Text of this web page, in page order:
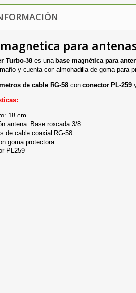
para antenas
Turbo-38 es una base magnética para
y cuenta con almohadilla de goma para
de cable RG-58 con conector PL-259
18 cm
antena: Base roscada 3/8
de cable coaxial RG-58
goma protectora
PL259